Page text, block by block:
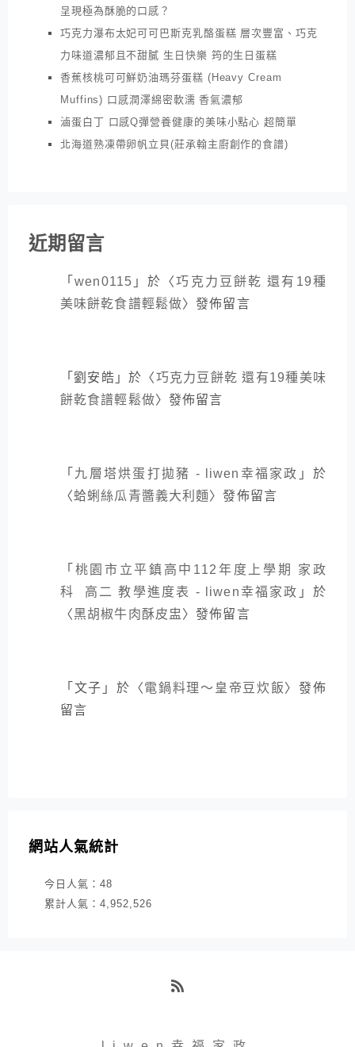
呈現極為酥脆的口感？
巧克力瀑布太妃可可巴斯克乳酪蛋糕 層次豐富、巧克
力味道濃郁且不甜膩 生日快樂 筠的生日蛋糕
香蕉核桃可可鮮奶油瑪芬蛋糕 (Heavy Cream
Muffins) 口感潤澤綿密軟濡 香氣濃郁
滷蛋白丁 口感Q彈營養健康的美味小點心 超簡單
北海道熟凍帶卵帆立貝(莊承翰主廚創作的食譜)
近期留言
「wen0115 」於〈巧克力豆餅乾 還有19種
美味餅乾食譜輕鬆做〉發佈留言
「劉安皓 」於〈巧克力豆餅乾 還有19種美味
餅乾食譜輕鬆做〉發佈留言
「 九層塔烘蛋打拋豬 - liwen幸福家政 」於
〈蛤蜊絲瓜青醬義大利麵〉發佈留言
「 桃園市立平鎮高中112年度上學期 家政
科 高二 教學進度表 - liwen幸福家政 」於
〈黑胡椒牛肉酥皮盅 〉發佈留言
「 文子 」於〈電鍋料理～皇帝豆炊飯〉發佈
留言
網站人氣統計
今日人氣： 48
累計人氣： 4,952,526